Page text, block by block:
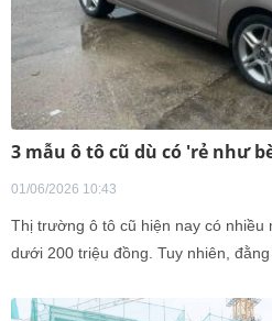
3 mẫu ô tô cũ dù có 'rẻ như
01/06/2026 10:43
Thị trường ô tô cũ hiện nay có nhiều
dưới 200 triệu đồng. Tuy nhiên,